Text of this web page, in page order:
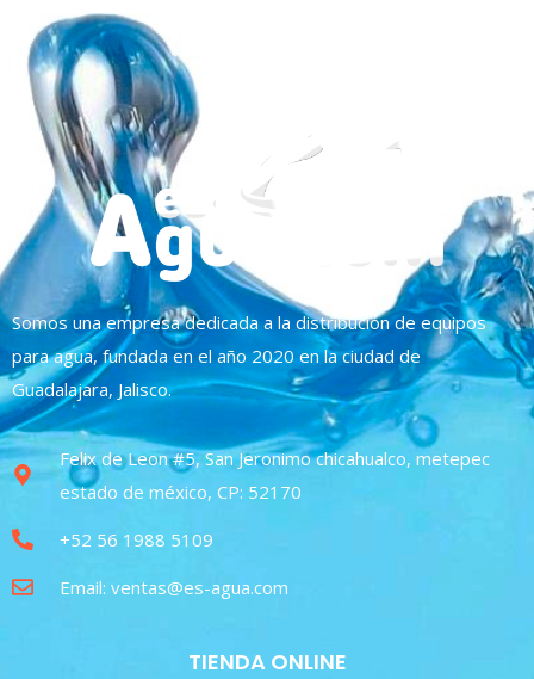
Somos una empresa dedicada a la distribución de equipos
para agua, fundada en el año 2020 en la ciudad de
Guadalajara, Jalisco.
Felix de Leon #5, San Jeronimo chicahualco, metepec
estado de méxico, CP: 52170
+52 56 1988 5109
Email: ventas@es-agua.com
TIENDA ONLINE